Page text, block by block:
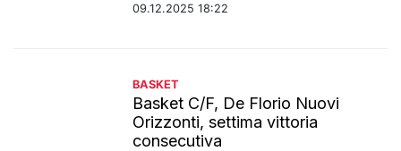
09.12.2025 18:22
BASKET
Basket C/F, De Florio Nuovi
Orizzonti, settima vittoria
consecutiva